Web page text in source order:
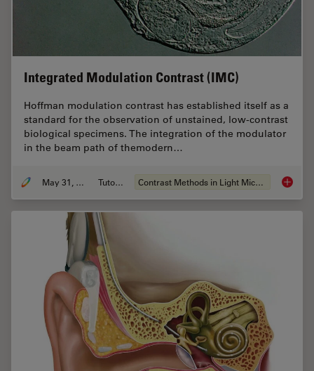
Integrated Modulation Contrast (IMC)
Hoffman modulation contrast has established itself as a
standard for the observation of unstained, low-contrast
biological specimens. The integration of the modulator
in the beam path of themodern…
May 31, 2011 Tutorial Contrast Methods in Light Microscopy